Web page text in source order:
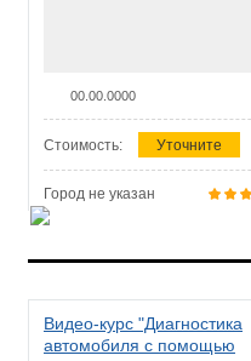
00.00.0000
Стоимость: Уточните
Город не указан
Видео-курс "Диагностика
автомобиля с помощью